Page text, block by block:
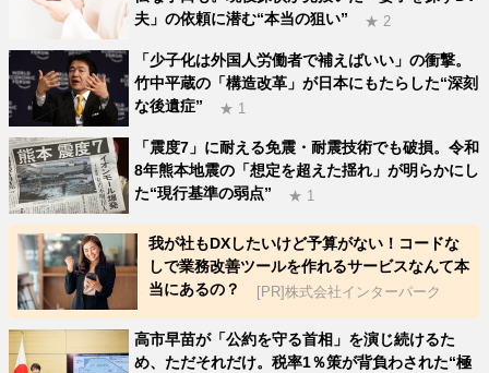
夫」の依頼に潜む“本当の狙い”
★ 2
「少子化は外国人労働者で補えばいい」の衝撃。
竹中平蔵の「構造改革」が日本にもたらした“深刻
な後遺症”
★ 1
「震度7」に耐える免震・耐震技術でも破損。令和
8年熊本地震の「想定を超えた揺れ」が明らかにし
た“現行基準の弱点”
★ 1
我が社もDXしたいけど予算がない！コードな
しで業務改善ツールを作れるサービスなんて本
当にあるの？
[PR]株式会社インターパーク
高市早苗が「公約を守る首相」を演じ続けるた
め、ただそれだけ。税率1％策が背負わされた“極